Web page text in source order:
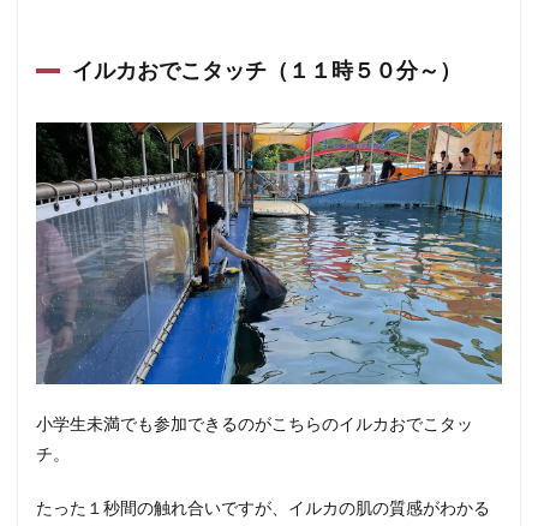
イルカおでこタッチ（１１時５０分～）
小学生未満でも参加できるのがこちらのイルカおでこタッ
チ。
たった１秒間の触れ合いですが、イルカの肌の質感がわかる